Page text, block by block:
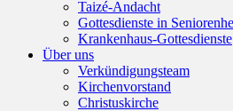
Taizé-Andacht
Gottesdienste in
Krankenhaus-Gottesdienste
Über uns
Verkündigungsteam
Kirchenvorstand
Christuskirche